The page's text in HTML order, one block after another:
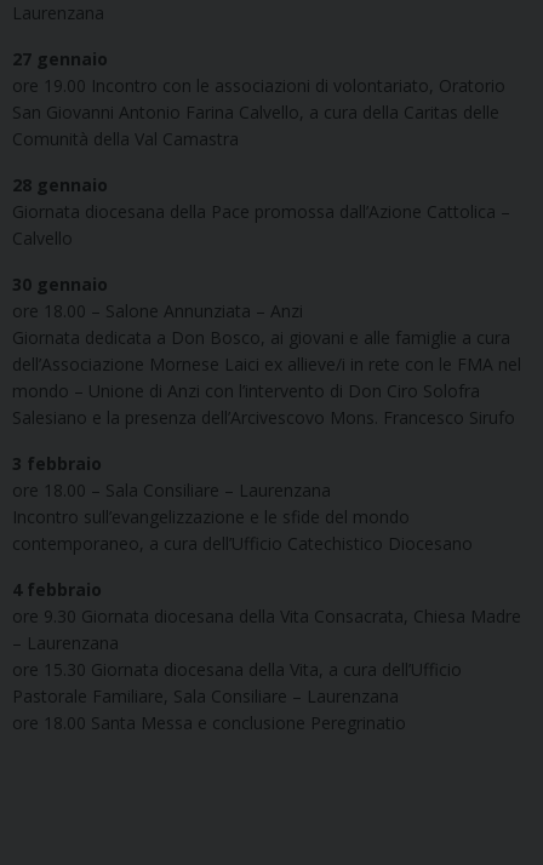
Laurenzana
27 gennaio
ore 19.00 Incontro con le associazioni di volontariato, Oratorio
San Giovanni Antonio Farina Calvello, a cura della Caritas delle
Comunità della Val Camastra
28 gennaio
Giornata diocesana della Pace promossa dall’Azione Cattolica –
Calvello
30 gennaio
ore 18.00 – Salone Annunziata – Anzi
Giornata dedicata a Don Bosco, ai giovani e alle famiglie a cura
dell’Associazione Mornese Laici ex allieve/i in rete con le FMA nel
mondo – Unione di Anzi con l’intervento di Don Ciro Solofra
Salesiano e la presenza dell’Arcivescovo Mons. Francesco Sirufo
3 febbraio
ore 18.00 – Sala Consiliare – Laurenzana
Incontro sull’evangelizzazione e le sfide del mondo
contemporaneo, a cura dell’Ufficio Catechistico Diocesano
4 febbraio
ore 9.30 Giornata diocesana della Vita Consacrata, Chiesa Madre
– Laurenzana
ore 15.30 Giornata diocesana della Vita, a cura dell’Ufficio
Pastorale Familiare, Sala Consiliare – Laurenzana
ore 18.00 Santa Messa e conclusione Peregrinatio